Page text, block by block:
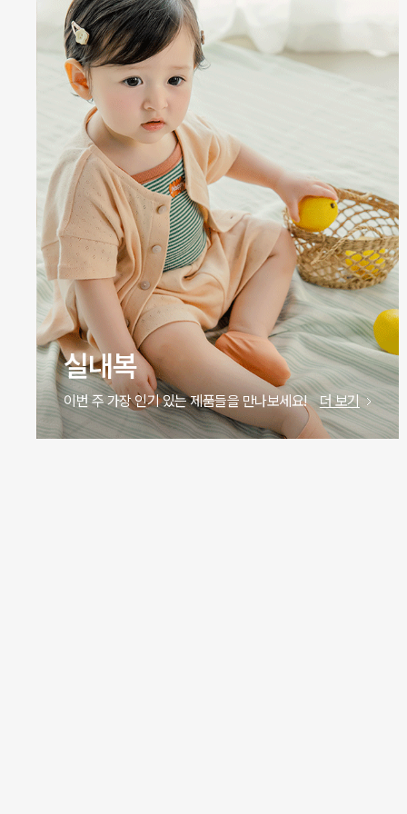
원피스
이번 주 가장 인기 있는 제품들을 만나보세요! 더 보기